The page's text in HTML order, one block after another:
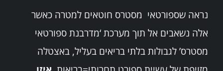
נראה שספורטאי מסטרס חוטאים למטרה כאשר
אלה נשאבים אל תוך מערכת ‘מדרבנת ספורטאי
מסטרס’ לגבולות בלתי בריאים בעליל, באצטלה